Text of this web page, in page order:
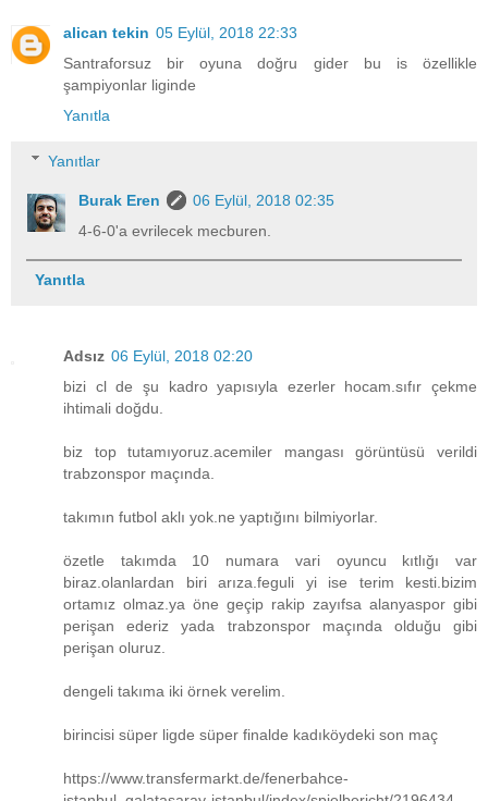
alican tekin 05 Eylül, 2018 22:33
Santraforsuz bir oyuna doğru gider bu is özellikle
şampiyonlar liginde
Yanıtla
Yanıtlar
Burak Eren
06 Eylül, 2018 02:35
4-6-0'a evrilecek mecburen.
Yanıtla
Adsız 06 Eylül, 2018 02:20
bizi cl de şu kadro yapısıyla ezerler hocam.sıfır çekme
ihtimali doğdu.
biz top tutamıyoruz.acemiler mangası görüntüsü verildi
trabzonspor maçında.
takımın futbol aklı yok.ne yaptığını bilmiyorlar.
özetle takımda 10 numara vari oyuncu kıtlığı var
biraz.olanlardan biri arıza.feguli yi ise terim kesti.bizim
ortamız olmaz.ya öne geçip rakip zayıfsa alanyaspor gibi
perişan ederiz yada trabzonspor maçında olduğu gibi
perişan oluruz.
dengeli takıma iki örnek verelim.
birincisi süper ligde süper finalde kadıköydeki son maç
https://www.transfermarkt.de/fenerbahce-